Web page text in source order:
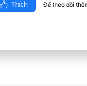
Thích Để theo dõi